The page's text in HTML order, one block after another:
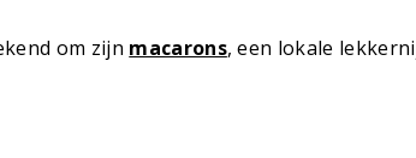
om zijn macarons, een lokale